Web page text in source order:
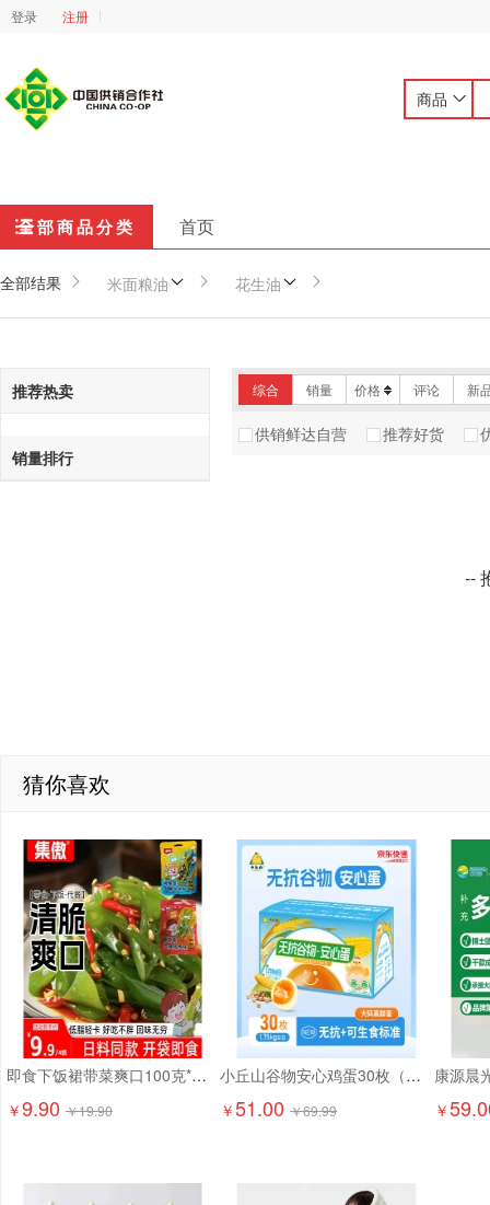
登录 注册
商品
全部商品分类 首页
全部结果 米面粮油 花生油
推荐热卖
销量排行
综合 销量 价格 评论 新
供销鲜达自营 推荐好货
--
猜你喜欢
即食下饭裙带菜爽口100克*6袋9.9元精选大连海藻 日料店同款！
￥9.90 ￥19.90
小丘山谷物安心鸡蛋30枚（京东配送上门）
￥51.00 ￥69.99 ￥